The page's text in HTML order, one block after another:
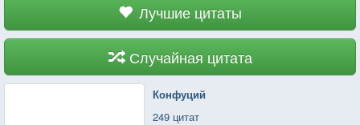
Лучшие цитаты
Случайная цитата
Конфуций
249 цитат